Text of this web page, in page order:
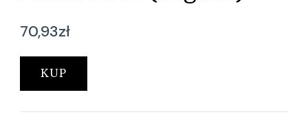
70,93zł
KUP